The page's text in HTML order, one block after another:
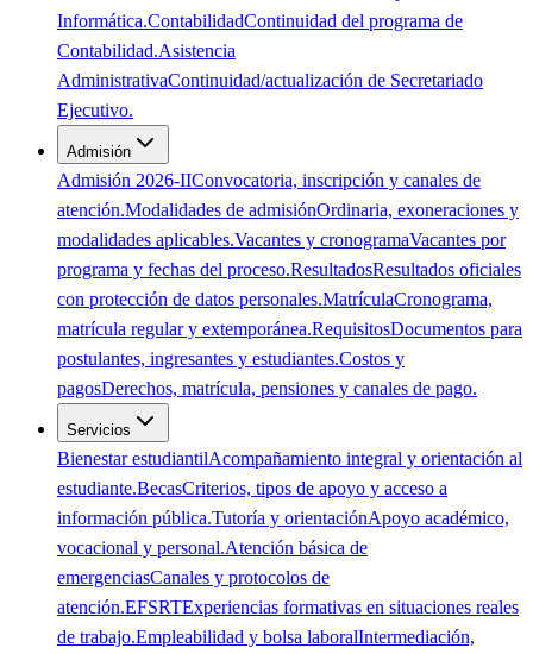
Informática.ContabilidadContinuidad del programa de
Contabilidad.Asistencia
AdministrativaContinuidad/actualización de Secretariado
Ejecutivo.
Admisión
Admisión 2026-IIConvocatoria, inscripción y canales de
atención.Modalidades de admisiónOrdinaria, exoneraciones y
modalidades aplicables.Vacantes y cronogramaVacantes por
programa y fechas del proceso.ResultadosResultados oficiales
con protección de datos personales.MatrículaCronograma,
matrícula regular y extemporánea.RequisitosDocumentos para
postulantes, ingresantes y estudiantes.Costos y
pagosDerechos, matrícula, pensiones y canales de pago.
Servicios
Bienestar estudiantilAcompañamiento integral y orientación al
estudiante.BecasCriterios, tipos de apoyo y acceso a
información pública.Tutoría y orientaciónApoyo académico,
vocacional y personal.Atención básica de
emergenciasCanales y protocolos de
atención.EFSRTExperiencias formativas en situaciones reales
de trabajo.Empleabilidad y bolsa laboralIntermediación,